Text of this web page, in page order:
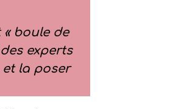
boule de
experts
la poser